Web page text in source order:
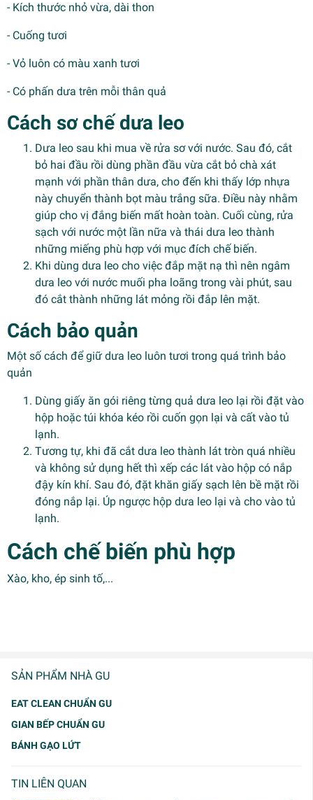
SẢN PHẨM NHÀ GU
EAT CLEAN CHUẨN GU
GIAN BẾP CHUẨN GU
BÁNH GẠO LỨT
TIN LIÊN QUAN
- Kích thước nhỏ vừa, dài thon
- Cuống tươi
- Vỏ luôn có màu xanh tươi
- Có phấn dưa trên mỗi thân quả
Cách sơ chế dưa leo
Dưa leo sau khi mua về rửa sơ với nước. Sau đó, cắt
bỏ hai đầu rồi dùng phần đầu vừa cắt bỏ chà xát
mạnh với phần thân dưa, cho đến khi thấy lớp nhựa
này chuyển thành bọt màu trắng sữa. Điều này nhằm
giúp cho vị đắng biến mất hoàn toàn. Cuối cùng, rửa
sạch với nước một lần nữa và thái dưa leo thành
những miếng phù hợp với mục đích chế biến.
Khi dùng dưa leo cho việc đắp mặt nạ thì nên ngâm
dưa leo với nước muối pha loãng trong vài phút, sau
đó cắt thành những lát mỏng rồi đắp lên mặt.
Cách bảo quản
Một số cách để giữ dưa leo luôn tươi trong quá trình bảo
quản
Dùng giấy ăn gói riêng từng quả dưa leo lại rồi đặt vào
hộp hoặc túi khóa kéo rồi cuốn gọn lại và cất vào tủ
lạnh.
Tương tự, khi đã cắt dưa leo thành lát tròn quá nhiều
và không sử dụng hết thì xếp các lát vào hộp có nắp
đậy kín khí. Sau đó, đặt khăn giấy sạch lên bề mặt rồi
đóng nắp lại. Úp ngược hộp dưa leo lại và cho vào tủ
lạnh.
Cách chế biến phù hợp
Xào, kho, ép sinh tố,...